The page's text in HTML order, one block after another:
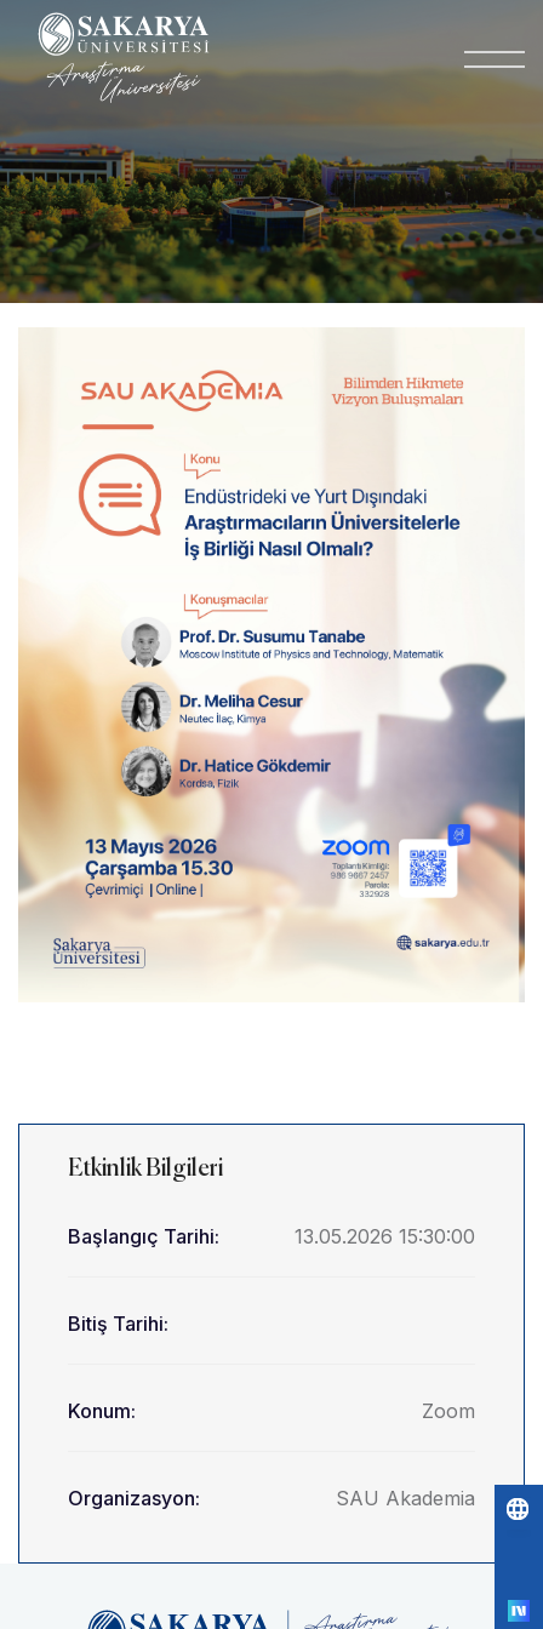
Etkinlik Bilgileri
Başlangıç Tarihi: 13.05.2026 15:30:00
Bitiş Tarihi:
Konum: Zoom
Organizasyon: SAU Akademia